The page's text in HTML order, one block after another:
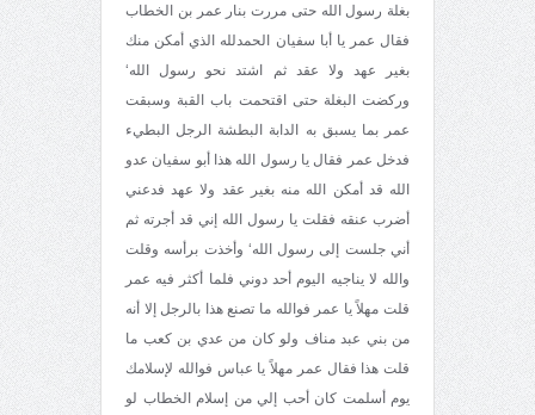
بغلة رسول الله حتى مررت بنار عمر بن الخطاب
فقال عمر يا أبا سفيان الحمدلله الذي أمكن منك
بغير عهد ولا عقد ثم اشتد نحو رسول الله‘
وركضت البغلة حتى اقتحمت باب القبة وسبقت
عمر بما يسبق به الدابة البطشة الرجل البطيء
فدخل عمر فقال يا رسول الله هذا أبو سفيان عدو
الله قد أمكن الله منه بغير عقد ولا عهد فدعني
أضرب عنقه فقلت يا رسول الله إني قد أجرته ثم
أني جلست إلى رسول الله‘ وأخذت برأسه وقلت
والله لا يناجيه اليوم أحد دوني فلما أكثر فيه عمر
قلت مهلاً يا عمر فوالله ما تصنع هذا بالرجل إلا أنه
من بني عبد مناف ولو كان من عدي بن كعب ما
قلت هذا فقال عمر مهلاً يا عباس فوالله لإسلامك
يوم أسلمت كان أحب إلي من إسلام الخطاب لو